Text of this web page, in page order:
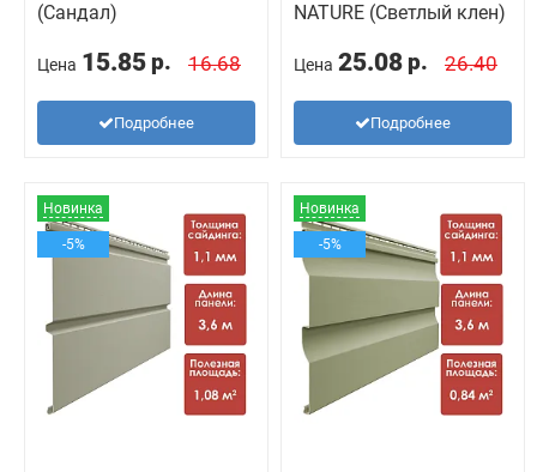
(Сандал)
Цена 15.85 р. 16.68
Подробнее
NATURE (Светлый клен)
Цена 25.08 р. 26.40
Подробнее
Новинка
-5%
Новинка
-5%